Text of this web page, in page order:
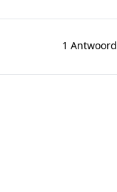
1 Antwoord